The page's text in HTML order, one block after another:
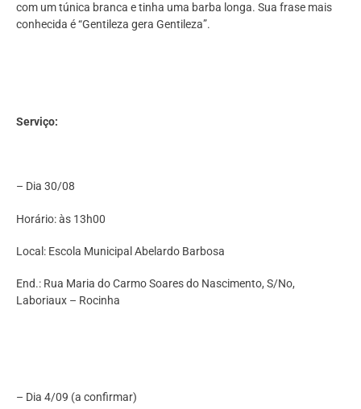
com um túnica branca e tinha uma barba longa. Sua frase mais
conhecida é “Gentileza gera Gentileza”.
Serviço:
– Dia 30/08
Horário: às 13h00
Local: Escola Municipal Abelardo Barbosa
End.: Rua Maria do Carmo Soares do Nascimento, S/No,
Laboriaux – Rocinha
– Dia 4/09 (a confirmar)